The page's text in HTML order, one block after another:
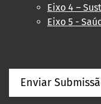
Eixo 4 –
Eixo 5 -
Enviar